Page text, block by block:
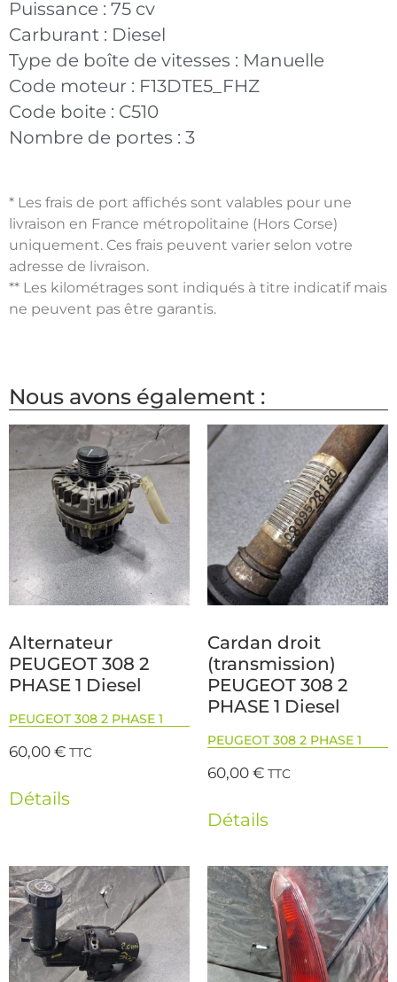
Puissance : 75 cv
Carburant : Diesel
Type de boîte de vitesses : Manuelle
Code moteur : F13DTE5_FHZ
Code boite : C510
Nombre de portes : 3
* Les frais de port affichés sont valables pour une
livraison en France métropolitaine (Hors Corse)
uniquement. Ces frais peuvent varier selon votre
adresse de livraison.
** Les kilométrages sont indiqués à titre indicatif mais
ne peuvent pas être garantis.
Nous avons également :
Alternateur
PEUGEOT 308 2
PHASE 1 Diesel
PEUGEOT 308 2 PHASE 1
60,00€ TTC
Détails
Cardan droit
(transmission)
PEUGEOT 308 2
PHASE 1 Diesel
PEUGEOT 308 2 PHASE 1
60,00€ TTC
Détails